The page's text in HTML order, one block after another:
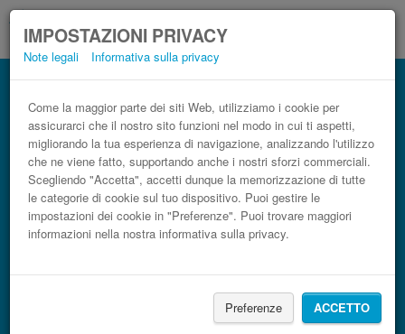
IMPOSTAZIONI PRIVACY
Note legali Informativa sulla privacy
Come la maggior parte dei siti Web, utilizziamo i cookie per
assicurarci che il nostro sito funzioni nel modo in cui ti aspetti,
migliorando la tua esperienza di navigazione, analizzando l'utilizzo
che ne viene fatto, supportando anche i nostri sforzi commerciali.
Scegliendo "Accetta", accetti dunque la memorizzazione di tutte
le categorie di cookie sul tuo dispositivo. Puoi gestire le
impostazioni dei cookie in "Preferenze". Puoi trovare maggiori
informazioni nella nostra informativa sulla privacy.
Preferenze ACCETTO
Autobus Benalmádena Rincón de la
Victoria low cost
Prenota il biglietto del pullman più economico
CERCA LE CORSE